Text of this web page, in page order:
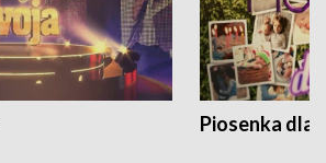
Piosenka dla